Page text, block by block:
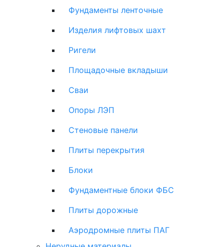
Фундаменты ленточные
Изделия лифтовых шахт
Ригели
Площадочные вкладыши
Сваи
Опоры ЛЭП
Стеновые панели
Плиты перекрытия
Блоки
Фундаментные блоки ФБС
Плиты дорожные
Аэродромные плиты ПАГ